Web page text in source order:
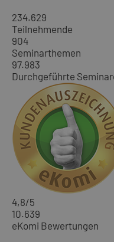
234.629
Teilnehmende
904
Seminarthemen
97.983
Durchgeführte
4,8/5
10.639
eKomi Bewertungen